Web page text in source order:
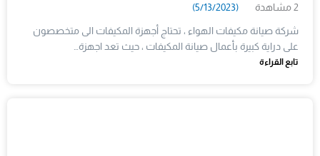
2 مشاهدة (5/13/2023)
شركة صيانة مكيفات الهواء ، تحتاج أجهزة المكيفات الى متخصصون
على دراية كبيرة بأعمال صيانة المكيفات ، حيث تعد اجهزة…
تابع القراءة